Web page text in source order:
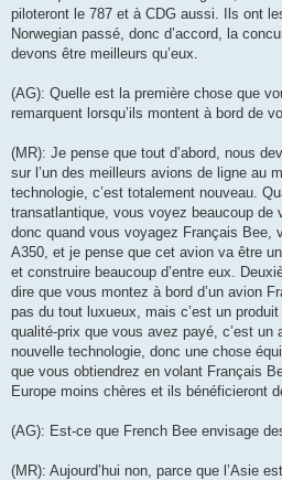
piloteront le 787 et à CDG aussi. Ils ont
Norwegian passé, donc d’accord, la
devons être meilleurs qu’eux.
(AG): Quelle est la première chose que
remarquent lorsqu’ils montent à bord de
(MR): Je pense que tout d’abord, nous
sur l’un des meilleurs avions de ligne au
technologie, c’est totalement nouveau.
transatlantique, vous voyez beaucoup de
donc quand vous voyagez Français Bee,
A350, et je pense que cet avion va être
et construire beaucoup d’entre eux.
dire que vous montez à bord d’un avion
pas du tout luxueux, mais c’est un
qualité-prix que vous avez payé, c’est un
nouvelle technologie, donc une chose
que vous obtiendrez en volant Français
Europe moins chères et ils bénéficieront
(AG): Est-ce que French Bee envisage
(MR): Aujourd’hui non, parce que l’Asie